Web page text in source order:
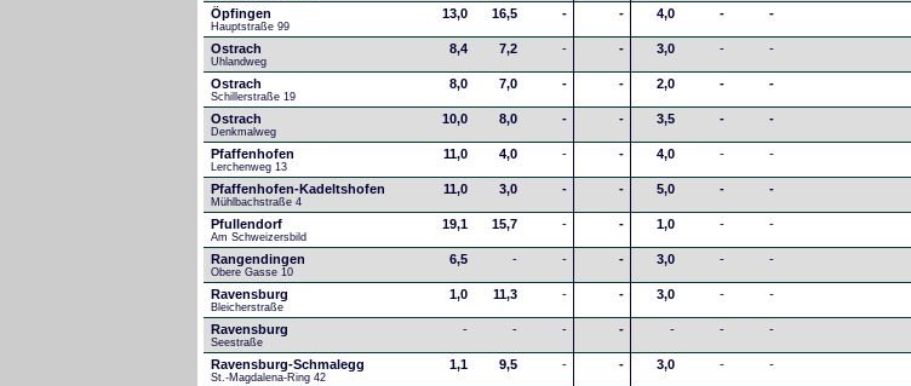
Öpfingen
Hauptstraße 99
13,0 16,5 - - 4,0 - -
Ostrach
Uhlandweg
8,4 7,2 - - 3,0 - -
Ostrach
Schillerstraße 19
8,0 7,0 - - 2,0 - -
Ostrach
Denkmalweg
10,0 8,0 - - 3,5 - -
Pfaffenhofen
Lerchenweg 13
11,0 4,0 - - 4,0 - -
Pfaffenhofen-Kadeltshofen
Mühlbachstraße 4
11,0 3,0 - - 5,0 - -
Pfullendorf
Am Schweizersbild
19,1 15,7 - - 1,0 - -
Rangendingen
Obere Gasse 10
6,5 - - - 3,0 - -
Ravensburg
Bleicherstraße
1,0 11,3 - - 3,0 - -
Ravensburg
Seestraße
- - - - - - -
Ravensburg-Schmalegg
St.-Magdalena-Ring 42
1,1 9,5 - - 3,0 - -